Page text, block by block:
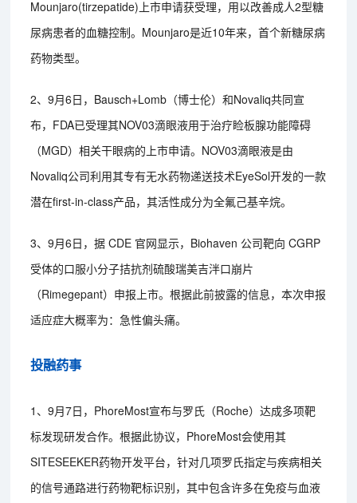
Mounjaro(tirzepatide)上市申请获受理，用以改善成人2型糖
尿病患者的血糖控制。Mounjaro是近10年来，首个新糖尿病
药物类型。
2、9月6日，Bausch+Lomb（博士伦）和Novaliq共同宣
布，FDA已受理其NOV03滴眼液用于治疗睑板腺功能障碍
（MGD）相关干眼病的上市申请。NOV03滴眼液是由
Novaliq公司利用其专有无水药物递送技术EyeSol开发的一款
潜在first-in-class产品，其活性成分为全氟己基辛烷。
3、9月6日，据 CDE 官网显示，Biohaven 公司靶向 CGRP
受体的口服小分子拮抗剂硫酸瑞美吉泮口崩片
（Rimegepant）申报上市。根据此前披露的信息，本次申报
适应症大概率为：急性偏头痛。
投融药事
1、9月7日，PhoreMost宣布与罗氏（Roche）达成多项靶
标发现研发合作。根据此协议，PhoreMost会使用其
SITESEEKER药物开发平台，针对几项罗氏指定与疾病相关
的信号通路进行药物靶标识别，其中包含许多在免疫与血液